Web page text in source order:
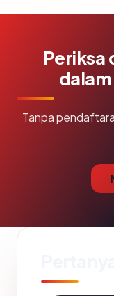
Periksa
Tanpa